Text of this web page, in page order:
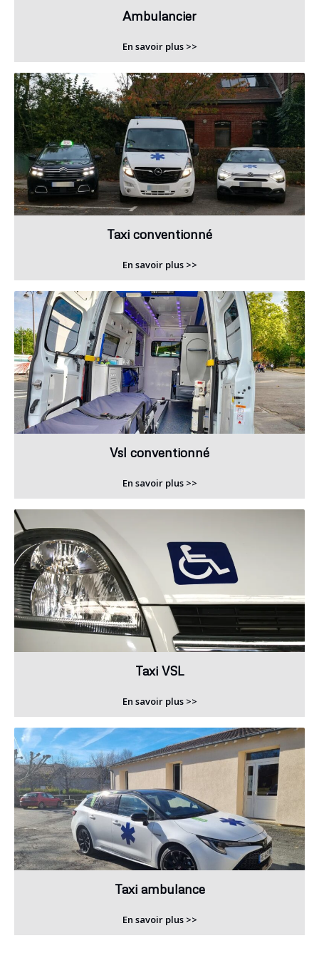
Ambulancier
En savoir plus >>
Taxi conventionné
En savoir plus >>
Vsl conventionné
En savoir plus >>
Taxi VSL
En savoir plus >>
Taxi ambulance
En savoir plus >>